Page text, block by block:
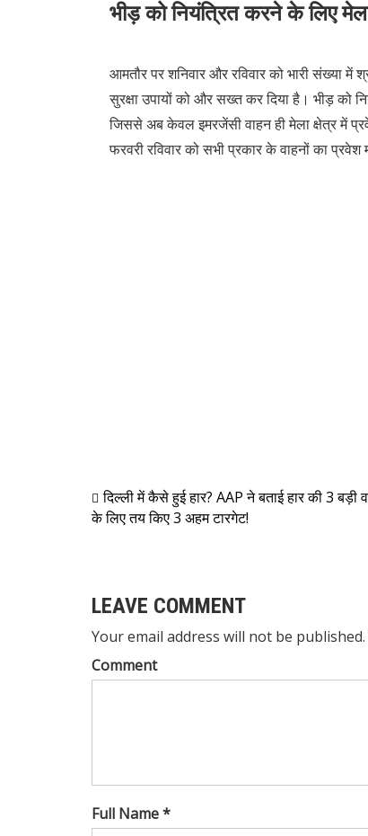
भीड़ को नियंत्रित करने के लिए
आमतौर पर शनिवार और रविवार को भारी संख्या में
सुरक्षा उपायों को और सख्त कर दिया है। भीड़ को
जिससे अब केवल इमरजेंसी वाहन ही मेला क्षेत्र में
फरवरी रविवार को सभी प्रकार के वाहनों का
दिल्ली में कैसे हुई हार? AAP ने बताई हार की 3 बड़ी
के लिए तय किए 3 अहम टारगेट!
LEAVE COMMENT
Your email address will not be
Comment
Full Name *